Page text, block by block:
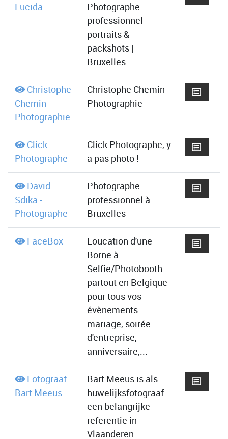
Lucida
Photographe
professionnel
portraits &
packshots |
Bruxelles
Christophe
Chemin
Photographie
Christophe Chemin
Photographie
Click
Photographe
Click Photographe, y
a pas photo !
David
Sdika -
Photographe
Photographe
professionnel à
Bruxelles
FaceBox
Loucation d'une
Borne à
Selfie/Photobooth
partout en Belgique
pour tous vos
évènements :
mariage, soirée
d'entreprise,
anniversaire,...
Fotograaf
Bart Meeus
Bart Meeus is als
huwelijksfotograaf
een belangrijke
referentie in
Vlaanderen